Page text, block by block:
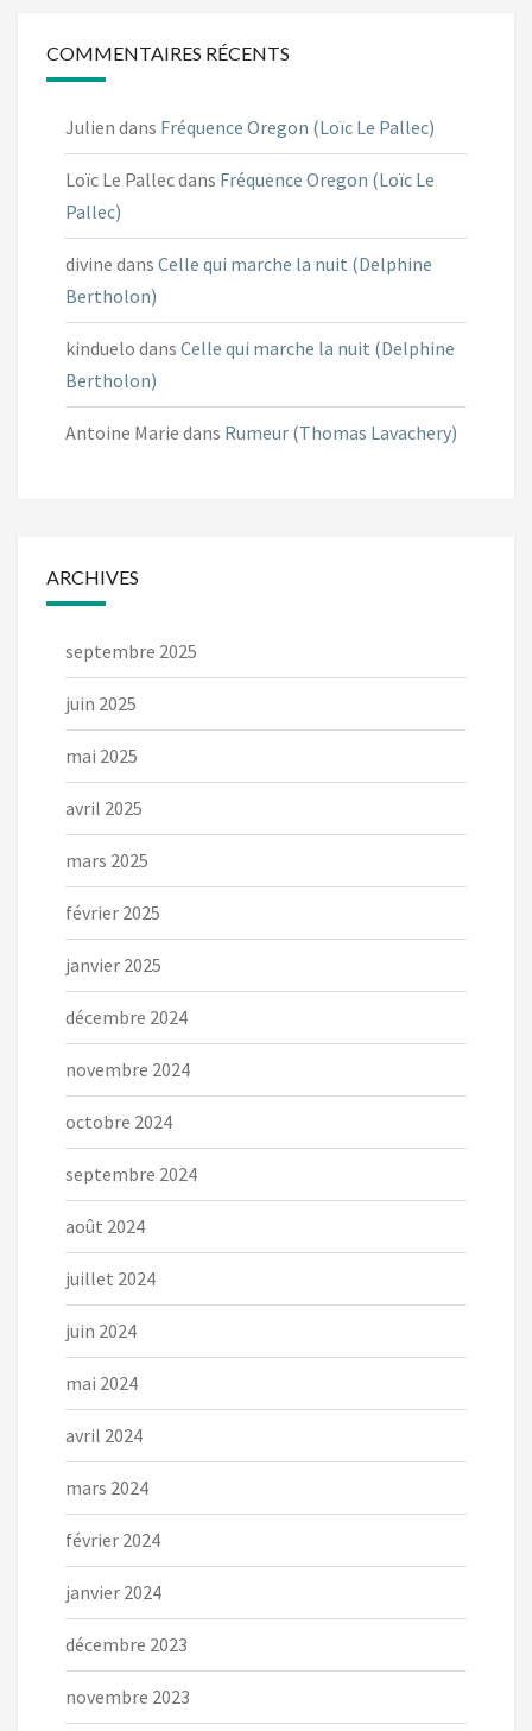
COMMENTAIRES RÉCENTS
Julien dans Fréquence Oregon (Loïc Le Pallec)
Loïc Le Pallecdans Fréquence Oregon (Loïc Le
Pallec)
divine dans Celle qui marche la nuit (Delphine
Bertholon)
kinduelo dans Celle qui marche la nuit (Delphine
Bertholon)
Antoine Marie dans Rumeur (Thomas Lavachery)
ARCHIVES
septembre 2025
juin 2025
mai 2025
avril 2025
mars 2025
février 2025
janvier 2025
décembre 2024
novembre 2024
octobre 2024
septembre 2024
août 2024
juillet 2024
juin 2024
mai 2024
avril 2024
mars 2024
février 2024
janvier 2024
décembre 2023
novembre 2023